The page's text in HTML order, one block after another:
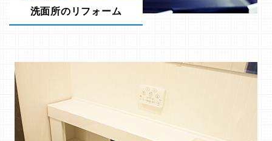
洗面所のリフォーム